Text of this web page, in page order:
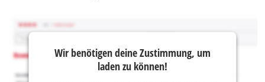
Wir benötigen deine Zustimmung, um
laden zu können!